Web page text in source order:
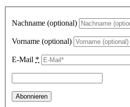
Nachname (optional)
Vorname (optional)
E-Mail *